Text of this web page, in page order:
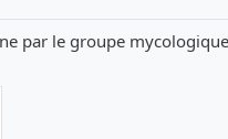
par le groupe